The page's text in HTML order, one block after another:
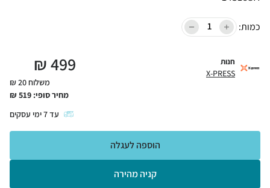
כמות:
חנות
X-PRESS
499
₪
משלוח 20 ₪
מחיר סופי: 519
₪
עד7ימי עסקים
קניה מהירה
הוספה לעגלה